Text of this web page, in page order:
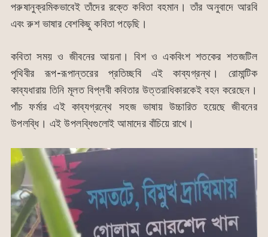
পরুষানুক্রমিকভাবেই তাঁদের রক্তে কবিতা বহমান। তাঁর অনুবাদে আরবি
এবং রুশ ভাষার বেশকিছু কবিতা পড়েছি।
কবিতা সময় ও জীবনের আয়না। বিশ ও একবিংশ শতকের শতজটিল
পৃথিবীর রূপ-রূপান্তরের প্রতিচ্ছবি এই কাব্যগ্রন্থ। রোমান্টিক
কাব্যধারায় তিনি মূলত বিপ্লবী কবিতার উত্তরাধিকারকেই বহন করেছেন।
পাঁচ ফর্মার এই কাব্যগ্রন্থে সহজ ভাষায় উচ্চারিত হয়েছে জীবনের
উপলব্ধি। এই উপলব্ধিগুলোই আমাদের বাঁচিয়ে রাখে।